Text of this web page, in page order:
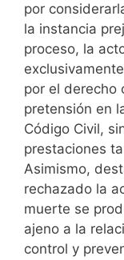
por
la instancia
proceso, la
por el derecho
pretensión en
Código Civil,
prestaciones
Asimismo,
rechazado la
muerte se
ajeno a la
control y